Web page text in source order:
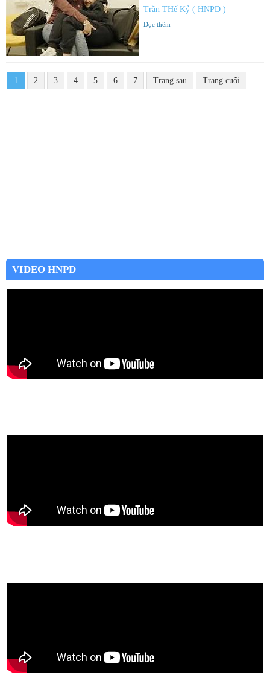
Trần THế Kỷ ( HNPD )
Đọc thêm
1 2 3 4 5 6 7 Trang sau Trang cuối
VIDEO HNPD